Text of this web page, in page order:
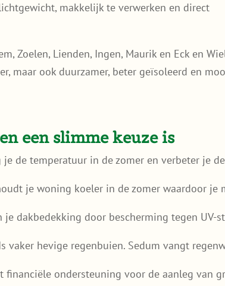
makkelijk te verwerken en direct
Zoelen, Lienden, Ingen, Maurik en Eck en
maar ook duurzamer, beter geïsoleerd en
een slimme keuze is
de temperatuur in de zomer en verbeter je
je woning koeler in de zomer waardoor je
je dakbedekking door bescherming tegen UV-
vaker hevige regenbuien. Sedum vangt
ondersteuning voor de aanleg van